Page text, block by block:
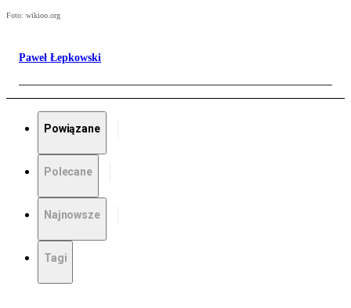
Foto: wikioo.org
Paweł Łepkowski
Powiązane
Polecane
Najnowsze
Tagi